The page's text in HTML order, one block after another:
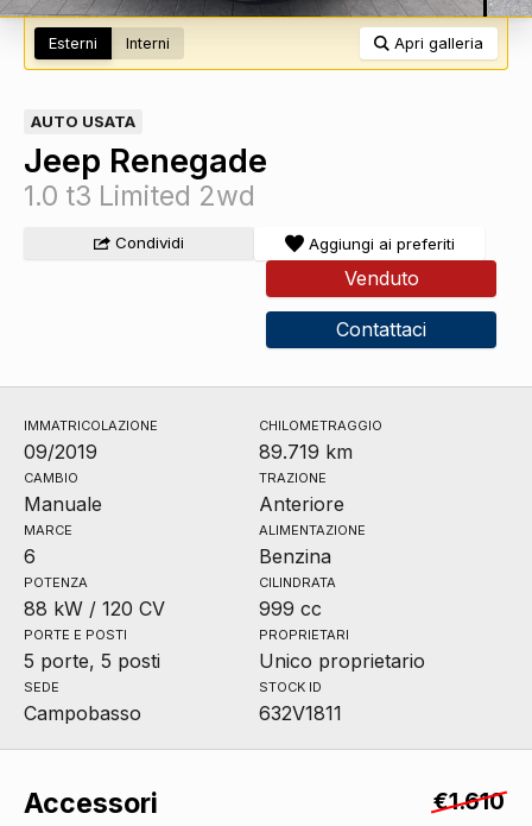
Esterni Interni Apri galleria
AUTO USATA
Jeep Renegade
1.0 t3 Limited 2wd
Condividi Aggiungi ai preferiti
Venduto
Contattaci
IMMATRICOLAZIONE
09/2019
CHILOMETRAGGIO
89.719 km
CAMBIO
Manuale
TRAZIONE
Anteriore
MARCE
6
ALIMENTAZIONE
Benzina
POTENZA
88 kW / 120 CV
CILINDRATA
999 cc
PORTE E POSTI
5 porte, 5 posti
PROPRIETARI
Unico proprietario
SEDE
Campobasso
STOCK ID
632V1811
Accessori €1.610